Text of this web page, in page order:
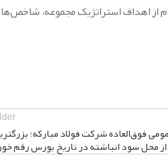
از اهداف استراتژیک مجموعه،
فوق‌العاده شرکت فولاد مبارکه؛
محل سود انباشته در تاریخ بورس رقم